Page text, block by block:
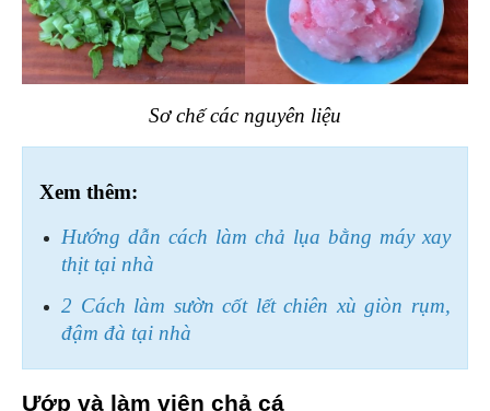
Sơ chế các nguyên liệu
Xem thêm:
Hướng dẫn cách làm chả lụa bằng máy xay
thịt tại nhà
2 Cách làm sườn cốt lết chiên xù giòn rụm,
đậm đà tại nhà
Ướp và làm viên chả cá